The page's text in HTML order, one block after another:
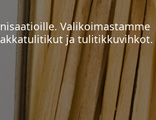
Valikoimastamme
ja tulitikkuvihkot.